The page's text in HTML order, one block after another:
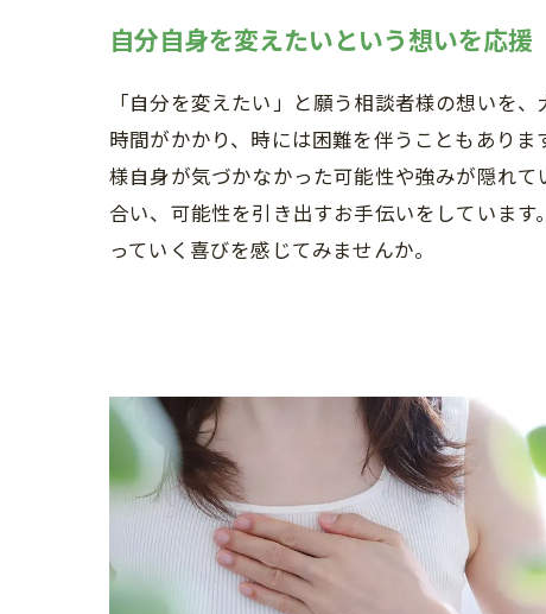
自分自身を変えたいという想いを応援
「自分を変えたい」と願う相談者様の想いを
時間がかかり、時には困難を伴うこともあり
様自身が気づかなかった可能性や強みが隠れ
合い、可能性を引き出すお手伝いをしていま
っていく喜びを感じてみませんか。